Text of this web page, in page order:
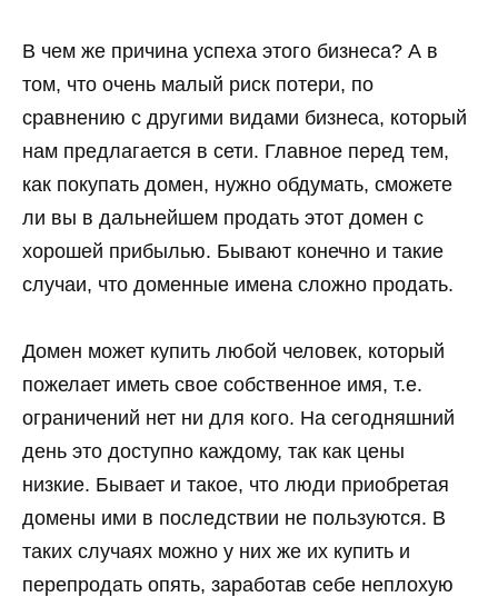
В чем же причина успеха этого бизнеса? А в
том, что очень малый риск потери, по
сравнению с другими видами бизнеса, который
нам предлагается в сети. Главное перед тем,
как покупать домен, нужно обдумать, сможете
ли вы в дальнейшем продать этот домен с
хорошей прибылью. Бывают конечно и такие
случаи, что доменные имена сложно продать.
Домен может купить любой человек, который
пожелает иметь свое собственное имя, т.е.
ограничений нет ни для кого. На сегодняшний
день это доступно каждому, так как цены
низкие. Бывает и такое, что люди приобретая
домены ими в последствии не пользуются. В
таких случаях можно у них же их купить и
перепродать опять, заработав себе неплохую